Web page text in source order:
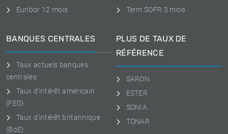
Euribor 12 mois
Term SOFR 3 mois
BANQUES CENTRALES
Taux actuels banques
centrales
Taux d'intérêt américain
(FED)
Taux d'intérêt britannique
(BoE)
PLUS DE TAUX DE
RÉFÉRENCE
SARON
ESTER
SONIA
TONAR